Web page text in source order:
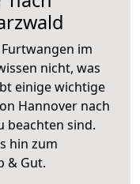
im
nicht, was
einige wichtige
Hannover nach
beachten sind.
hin zum
& Gut.